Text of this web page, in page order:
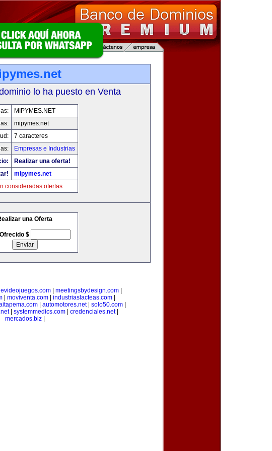
lo ha puesto en Venta
MIPYMES.NET
mipymes.net
7 caracteres
Empresas e Industrias
Realizar una oferta!
mipymes.net
consideradas ofertas
una Oferta
$
| meetingsbydesign.com|
| moviventa.com| industriaslacteas.com|
automotores.net| solo50.com
| systemmedics.com credenciales.net|
mercados.biz|